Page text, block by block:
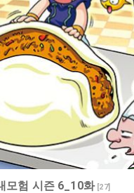
모험 시즌 6_10화[27]